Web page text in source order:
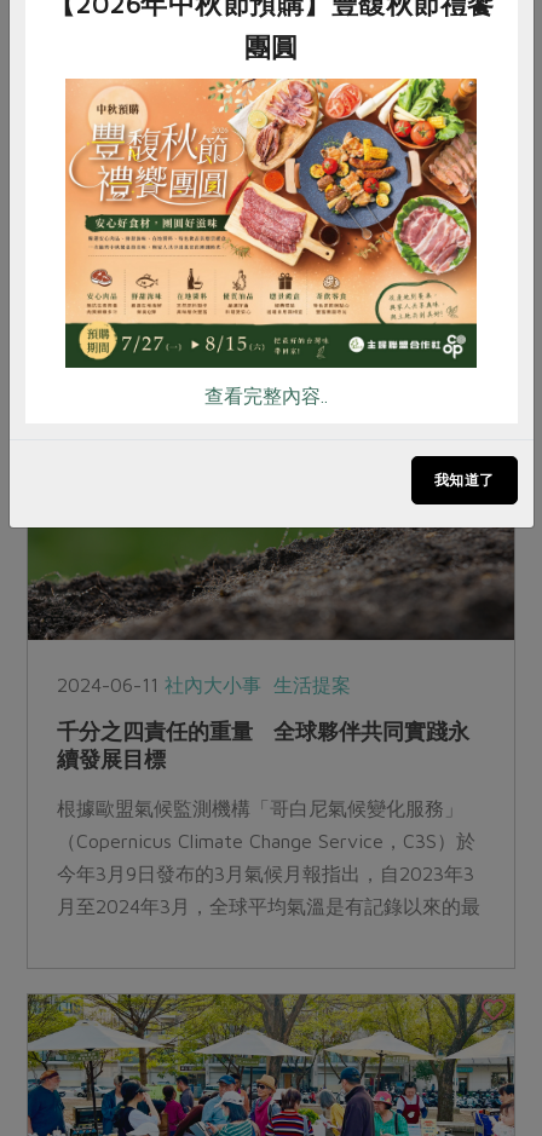
2024-07-04社內大小事
2024年第一次社員面對面
為了增加社員直接了解合作社營運情形的管道，本
社自2023年5月起，每半年舉辦「與社員面對面」
活動，由營運團隊與社員直接進行交流，向社員報
告合作社的最新狀況、現場回答社員提問，期達到
雙向溝通之目的。
2024-06-11社內大小事 生活提案
千分之四責任的重量 全球夥伴共同實踐永
續發展目標
根據歐盟氣候監測機構「哥白尼氣候變化服務」
（Copernicus Climate Change Service，C3S）於
今年3月9日發布的3月氣候月報指出，自2023年3
月至2024年3月，全球平均氣溫是有記錄以來的最
新高。
惜食 RPET 食譜 減硝酸鹽
雞蛋 食安 共同購買
團圓
查看完整內容..
我知道了